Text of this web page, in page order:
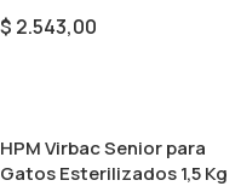
$ 2.543,00
HPM Virbac Senior para
Gatos Esterilizados 1,5 Kg